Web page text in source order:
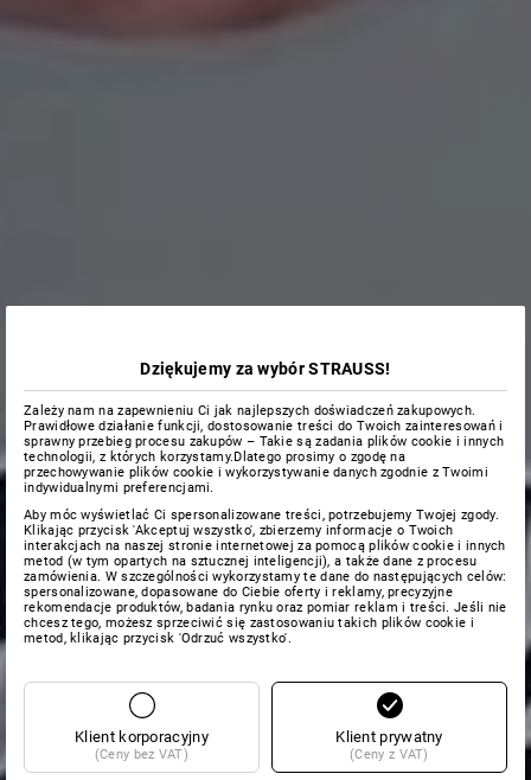
Dziękujemy za wybór STRAUSS!
Zależy nam na zapewnieniu Ci jak najlepszych doświadczeń zakupowych.
Prawidłowe działanie funkcji, dostosowanie treści do Twoich zainteresowań i
sprawny przebieg procesu zakupów – Takie są zadania plików cookie i innych
technologii, z których korzystamy.Dlatego prosimy o zgodę na
przechowywanie plików cookie i wykorzystywanie danych zgodnie z Twoimi
indywidualnymi preferencjami.
Aby móc wyświetlać Ci spersonalizowane treści, potrzebujemy Twojej zgody.
Klikając przycisk 'Akceptuj wszystko', zbierzemy informacje o Twoich
interakcjach na naszej stronie internetowej za pomocą plików cookie i innych
metod (w tym opartych na sztucznej inteligencji), a także dane z procesu
zamówienia. W szczególności wykorzystamy te dane do następujących celów:
spersonalizowane, dopasowane do Ciebie oferty i reklamy, precyzyjne
rekomendacje produktów, badania rynku oraz pomiar reklam i treści. Jeśli nie
chcesz tego, możesz sprzeciwić się zastosowaniu takich plików cookie i
metod, klikając przycisk 'Odrzuć wszystko'.
Klient korporacyjny
(Ceny bez VAT)
Klient prywatny
(Ceny z VAT)